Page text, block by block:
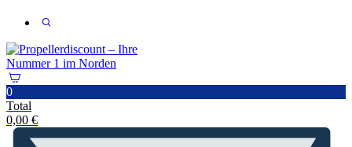
0
Total
0,00 €